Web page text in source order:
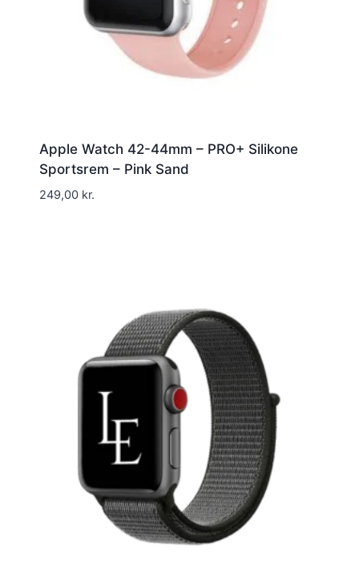
Apple Watch 42-44mm – PRO+ Silikone
Sportsrem – Pink Sand
249,00 kr.